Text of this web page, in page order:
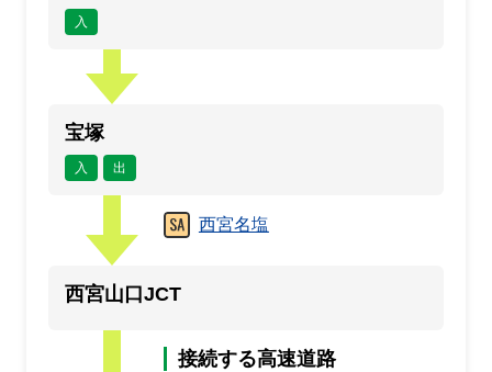
入
宝塚
入 出
西宮名塩
西宮山口JCT
接続する高速道路